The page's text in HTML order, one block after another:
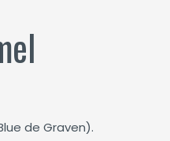
de Graven).